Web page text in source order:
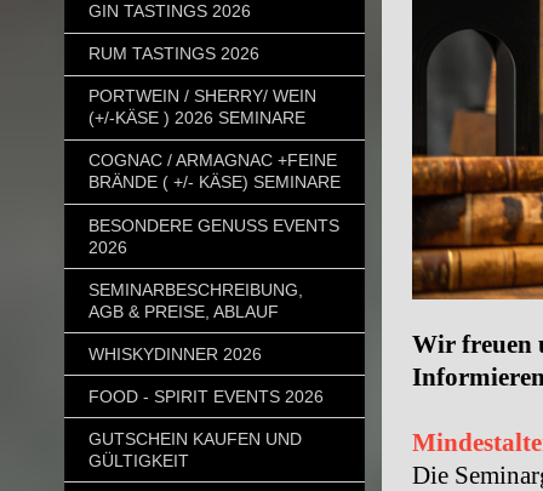
Wir freuen
Die
GIN TASTINGS 2026
RUM TASTINGS 2026
PORTWEIN / SHERRY/ WEIN
(+/-KÄSE ) 2026 SEMINARE
COGNAC / ARMAGNAC +FEINE
BRÄNDE ( +/- KÄSE) SEMINARE
BESONDERE GENUSS EVENTS
2026
SEMINARBESCHREIBUNG,
AGB & PREISE, ABLAUF
WHISKYDINNER 2026
FOOD - SPIRIT EVENTS 2026
GUTSCHEIN KAUFEN UND
GÜLTIGKEIT